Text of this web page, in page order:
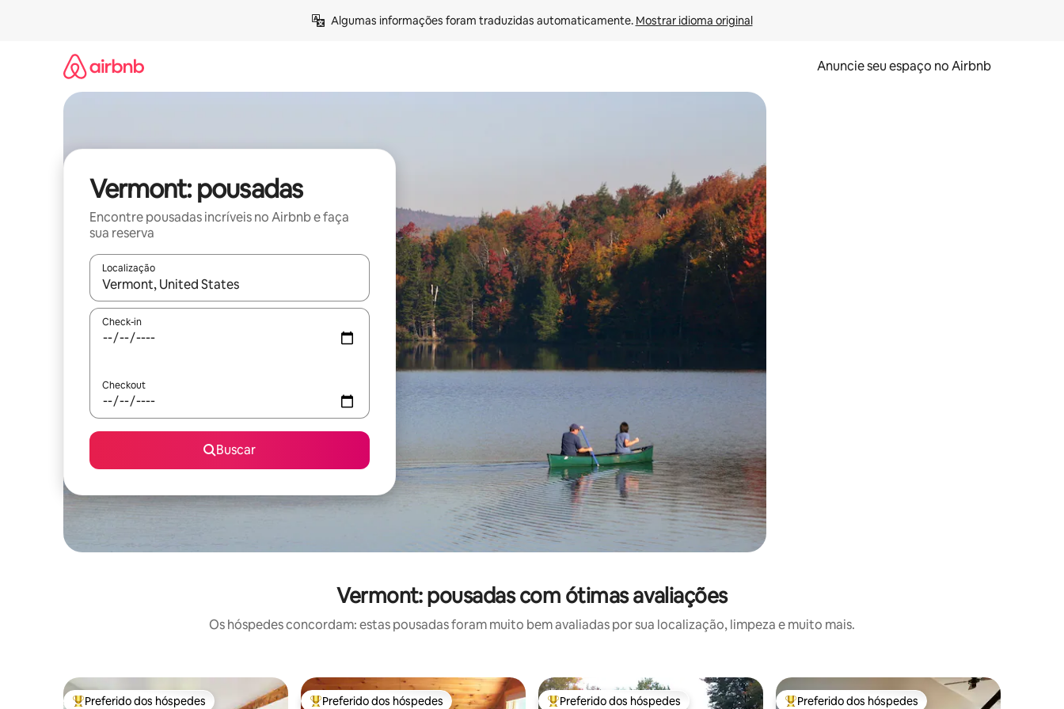
Algumas informações foram traduzidas automaticamente. Mostrar idioma original
Anuncie seu espaço no Airbnb
Vermont: pousadas
Encontre pousadas incríveis no Airbnb e faça
sua reserva
Localização
Quando os resultados estiverem disponíveis, explore-os usando as seta para cima e para baixo do teclado ou tocando e deslizando o dedo na tela.
Check-in
Checkout
Buscar
Vermont: pousadas com ótimas avaliações
Os hóspedes concordam: estas pousadas foram muito bem avaliadas por sua localização, limpeza e muito mais.
Preferido dos hóspedes Preferido dos hóspedes Preferido dos hóspedes Preferido dos hóspedes